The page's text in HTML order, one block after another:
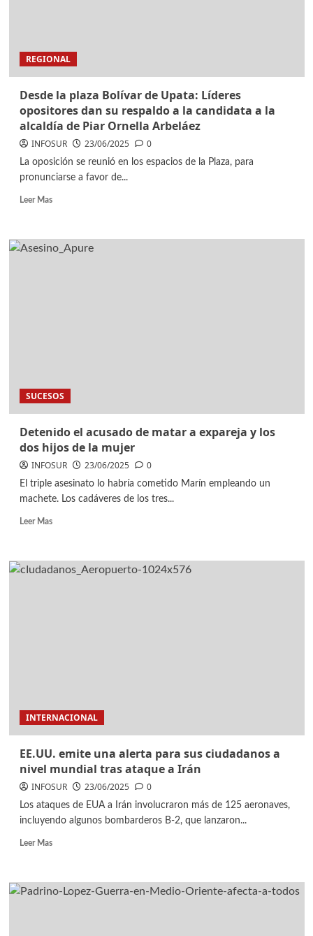
REGIONAL
Desde la plaza Bolívar de Upata: Líderes
opositores dan su respaldo a la candidata a la
alcaldía de Piar Ornella Arbeláez
INFOSUR 23/06/2025 0
La oposición se reunió en los espacios de la Plaza, para
pronunciarse a favor de...
Leer Mas
SUCESOS
Detenido el acusado de matar a expareja y los
dos hijos de la mujer
INFOSUR 23/06/2025 0
El triple asesinato lo habría cometido Marín empleando un
machete. Los cadáveres de los tres...
Leer Mas
INTERNACIONAL
EE.UU. emite una alerta para sus ciudadanos a
nivel mundial tras ataque a Irán
INFOSUR 23/06/2025 0
Los ataques de EUA a Irán involucraron más de 125 aeronaves,
incluyendo algunos bombarderos B-2, que lanzaron...
Leer Mas